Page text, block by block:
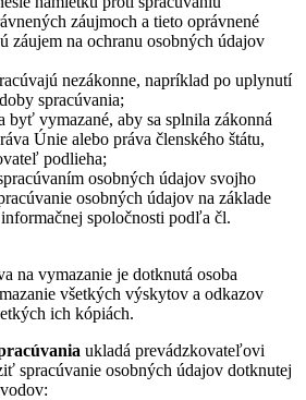
záujmoch a tieto oprávnené
záujem na ochranu osobných údajov
nezákonne, napríklad po uplynutí
spracúvania;
byť vymazané, aby sa splnila zákonná
Únie alebo práva členského štátu,
podlieha;
osobných údajov svojho
osobných údajov na základe
spoločnosti podľa čl.
na vymazanie je dotknutá osoba
všetkých výskytov a odkazov
ich kópiách.
ukladá prevádzkovateľovi
spracúvanie osobných údajov dotknutej